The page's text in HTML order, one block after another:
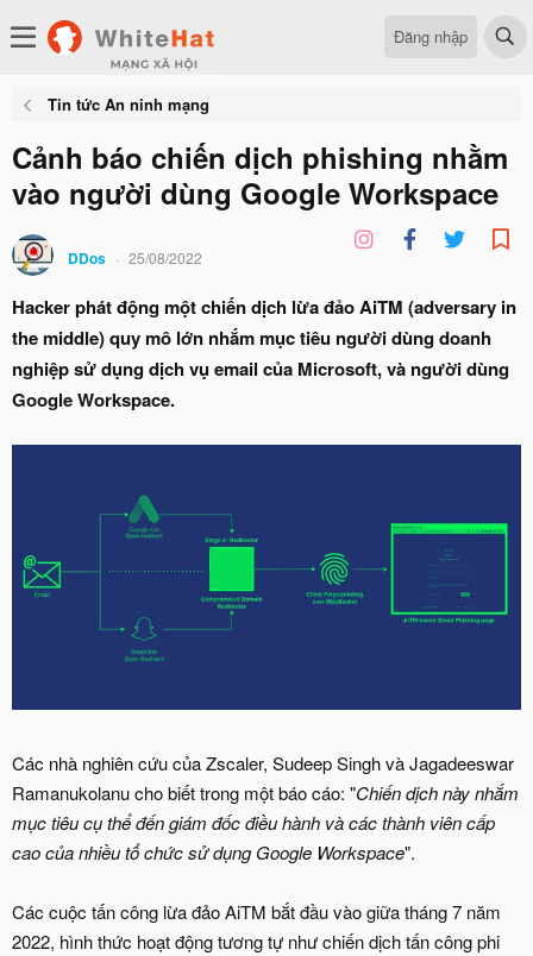
Đăng nhập
Tin tức An ninh mạng
Cảnh báo chiến dịch phishing nhằm
vào người dùng Google Workspace
DDos 25/08/2022
Hacker phát động một chiến dịch lừa đảo AiTM (adversary in
the middle) quy mô lớn nhắm mục tiêu người dùng doanh
nghiệp sử dụng dịch vụ email của Microsoft, và người dùng
Google Workspace.
Các nhà nghiên cứu của Zscaler, Sudeep Singh và Jagadeeswar
Ramanukolanu cho biết trong một báo cáo: "Chiến dịch này nhắm
mục tiêu cụ thể đến giám đốc điều hành và các thành viên cấp
cao của nhiều tổ chức sử dụng Google Workspace".
Các cuộc tấn công lừa đảo AiTM bắt đầu vào giữa tháng 7 năm
2022, hình thức hoạt động tương tự như chiến dịch tấn công phi